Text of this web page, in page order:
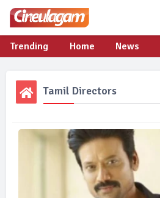
Trending Home News
Tamil Directors